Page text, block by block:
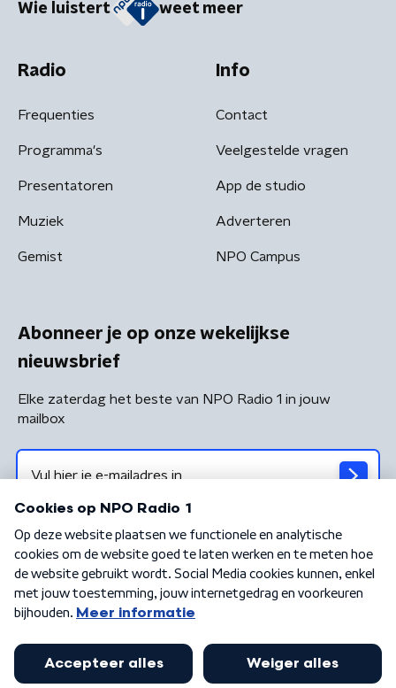
Wie luistert weet meer
Radio
Frequenties
Programma's
Presentatoren
Muziek
Gemist
Info
Contact
Veelgestelde vragen
App de studio
Adverteren
NPO Campus
Abonneer je op onze wekelijkse
nieuwsbrief
Elke zaterdag het beste van NPO Radio 1 in jouw
mailbox
Algemene voorwaarden